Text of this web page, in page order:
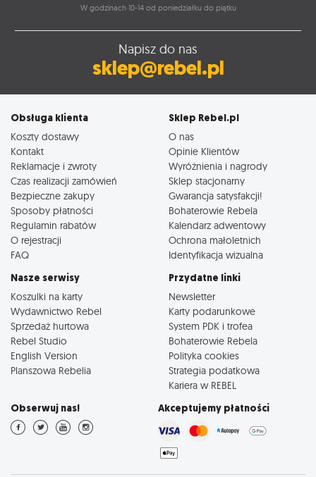
W godzinach 10-14 od poniedziałku do piątku
Napisz do nas
sklep@rebel.pl
Obsługa klienta
Koszty dostawy
Kontakt
Reklamacje i zwroty
Czas realizacji zamówień
Bezpieczne zakupy
Sposoby płatności
Regulamin rabatów
O rejestracji
FAQ
Sklep Rebel.pl
O nas
Opinie Klientów
Wyróżnienia i nagrody
Sklep stacjonarny
Gwarancja satysfakcji!
Bohaterowie Rebela
Kalendarz adwentowy
Ochrona małoletnich
Identyfikacja wizualna
Nasze serwisy
Koszulki na karty
Wydawnictwo Rebel
Sprzedaż hurtowa
Rebel Studio
English Version
Planszowa Rebelia
Przydatne linki
Newsletter
Karty podarunkowe
System PDK i trofea
Bohaterowie Rebela
Polityka cookies
Strategia podatkowa
Kariera w REBEL
Obserwuj nas! Akceptujemy płatności